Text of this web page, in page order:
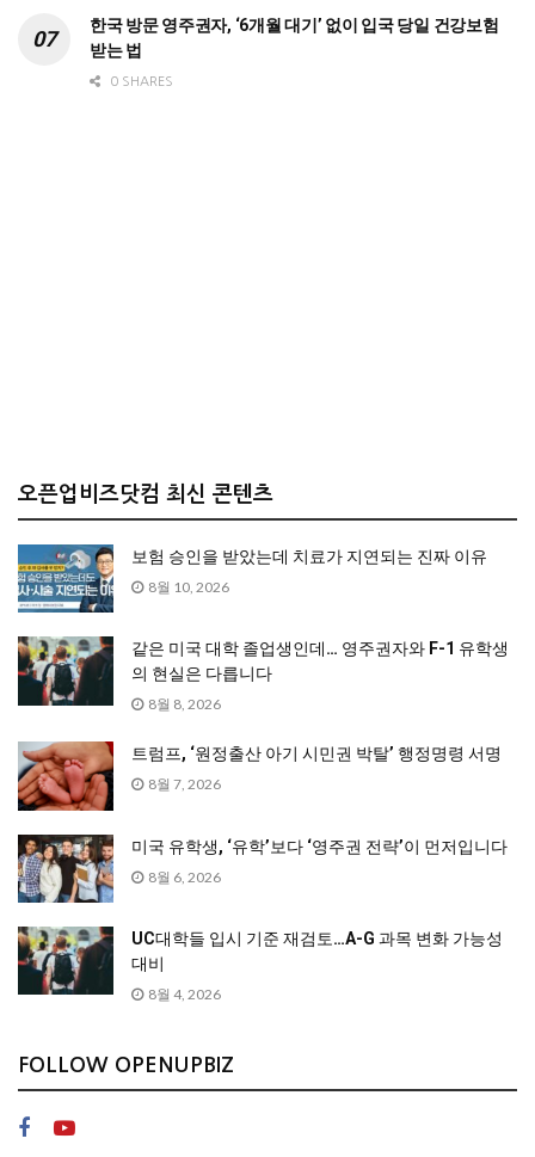
한국 방문 영주권자, ‘6개월 대기’ 없이 입국 당일 건강보험
받는 법
0 SHARES
오픈업비즈닷컴 최신 콘텐츠
보험 승인을 받았는데 치료가 지연되는 진짜 이유
8월 10, 2026
같은 미국 대학 졸업생인데… 영주권자와 F-1 유학생
의 현실은 다릅니다
8월 8, 2026
트럼프, ‘원정출산 아기 시민권 박탈’ 행정명령 서명
8월 7, 2026
미국 유학생, ‘유학’보다 ‘영주권 전략’이 먼저입니다
8월 6, 2026
UC대학들 입시 기준 재검토…A-G 과목 변화 가능성
대비
8월 4, 2026
FOLLOW OPENUPBIZ